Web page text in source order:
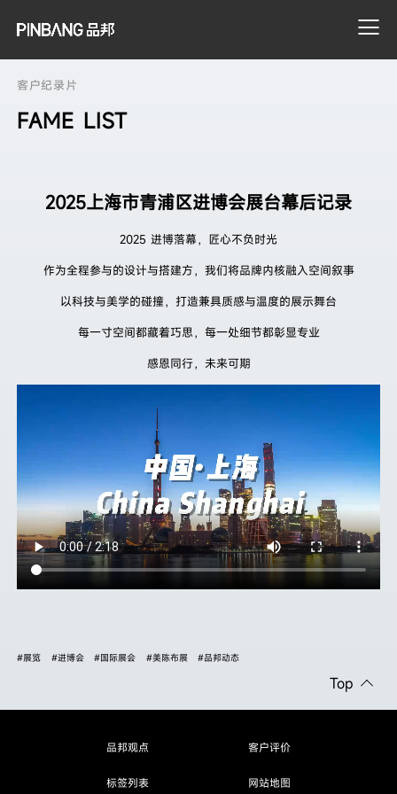
客户纪录片
FAME LIST
2025上海市青浦区进博会展台幕后记录
2025 进博落幕，匠心不负时光
作为全程参与的设计与搭建方，我们将品牌内核融入空间叙事
以科技与美学的碰撞，打造兼具质感与温度的展示舞台
每一寸空间都藏着巧思，每一处细节都彰显专业
感恩同行，未来可期
#展览 #进博会 #国际展会 #美陈布展 #品邦动态
Top
品邦观点 客户评价
标签列表 网站地图